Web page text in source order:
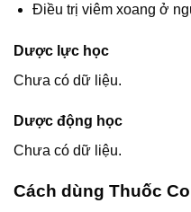
Điều trị viêm xoang ở
Dược lực học
Chưa có dữ liệu.
Dược động học
Chưa có dữ liệu.
Cách dùng Thuốc